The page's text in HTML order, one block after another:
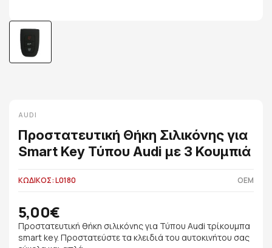
AUDI
Προστατευτική Θήκη Σιλικόνης για
Smart Key Τύπου Audi με 3 Κουμπιά
ΚΩΔΙΚΟΣ: L0180 OEM
5,00€
Προστατευτική θήκη σιλικόνης για Τύπου Audi τρίκουμπα
smart key. Προστατεύστε τα κλειδιά του αυτοκινήτου σας